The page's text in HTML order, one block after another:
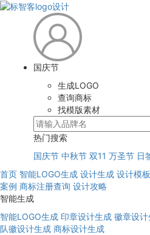
国庆节
生成LOGO
查询商标
找模版素材
热门搜索
国庆节 中秋节 双11 万圣节 日
首页 智能LOGO生成 设计生成 设计模
案例 商标注册查询 设计攻略
智能生成
智能LOGO生成 印章设计生成 徽章设
队徽设计生成 商标设计生成